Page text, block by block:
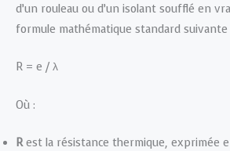
d’un rouleau ou d’un isolant soufflé en
formule mathématique standard suivante
R = e / λ
Où :
Rest la résistance thermique, exprimée